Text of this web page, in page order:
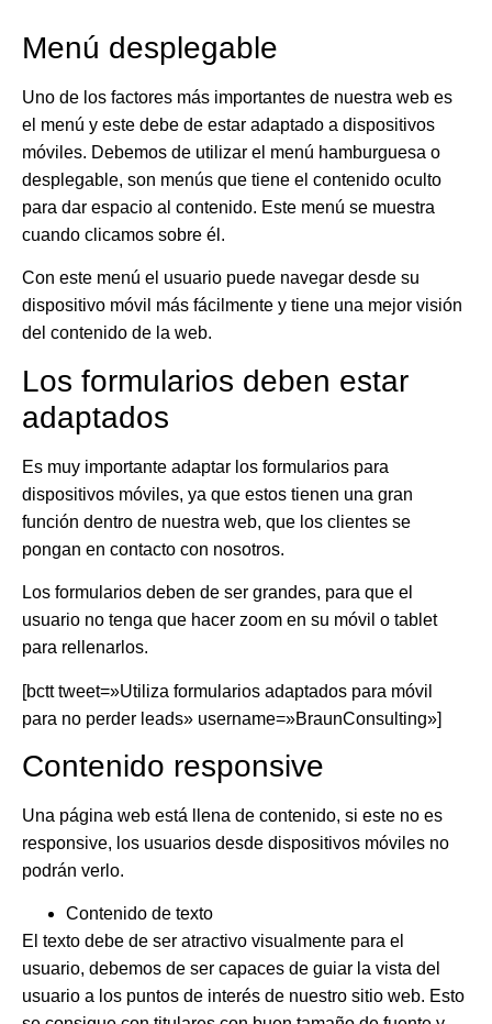
Menú desplegable
Uno de los factores más importantes de nuestra web es
el menú y este debe de estar adaptado a dispositivos
móviles. Debemos de utilizar el menú hamburguesa o
desplegable, son menús que tiene el contenido oculto
para dar espacio al contenido. Este menú se muestra
cuando clicamos sobre él.
Con este menú el usuario puede navegar desde su
dispositivo móvil más fácilmente y tiene una mejor visión
del contenido de la web.
Los formularios deben estar
adaptados
Es muy importante adaptar los formularios para
dispositivos móviles, ya que estos tienen una gran
función dentro de nuestra web, que los clientes se
pongan en contacto con nosotros.
Los formularios deben de ser grandes, para que el
usuario no tenga que hacer zoom en su móvil o tablet
para rellenarlos.
[bctt tweet=»Utiliza formularios adaptados para móvil
para no perder leads» username=»BraunConsulting»]
Contenido responsive
Una página web está llena de contenido, si este no es
responsive, los usuarios desde dispositivos móviles no
podrán verlo.
Contenido de texto
El texto debe de ser atractivo visualmente para el
usuario, debemos de ser capaces de guiar la vista del
usuario a los puntos de interés de nuestro sitio web. Esto